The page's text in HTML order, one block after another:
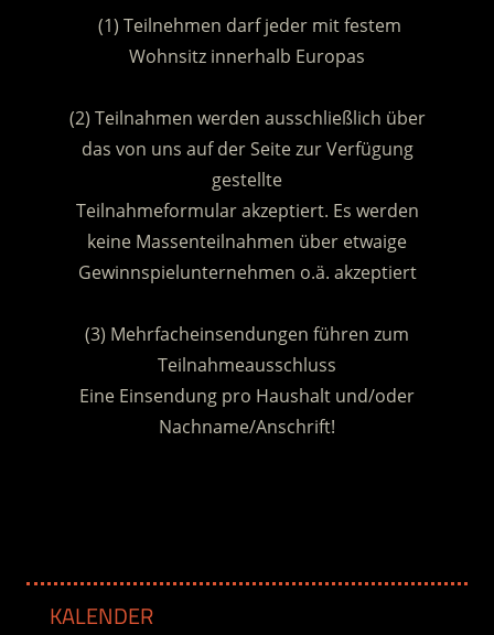
(1) Teilnehmen darf jeder mit festem
Wohnsitz innerhalb Europas
(2) Teilnahmen werden ausschließlich über
das von uns auf der Seite zur Verfügung
gestellte
Teilnahmeformular akzeptiert. Es werden
keine Massenteilnahmen über etwaige
Gewinnspielunternehmen o.ä. akzeptiert
(3) Mehrfacheinsendungen führen zum
Teilnahmeausschluss
Eine Einsendung pro Haushalt und/oder
Nachname/Anschrift!
KALENDER